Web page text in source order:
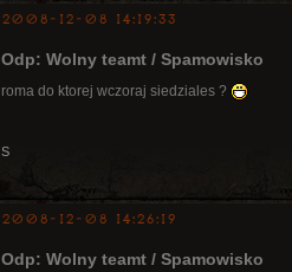
2008-12-08 14:19:33
Odp: Wolny teamt / Spamowisko
roma do ktorej wczoraj siedziales ?
S
2008-12-08 14:26:19
Odp: Wolny teamt / Spamowisko